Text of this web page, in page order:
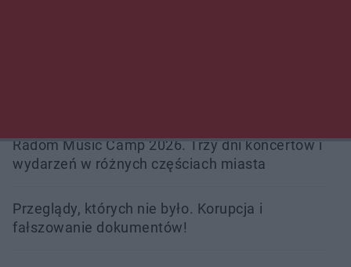
Radom Music Camp 2026. Trzy dni koncertów i
wydarzeń w różnych częściach miasta
Przeglądy, których nie było. Korupcja i
fałszowanie dokumentów!